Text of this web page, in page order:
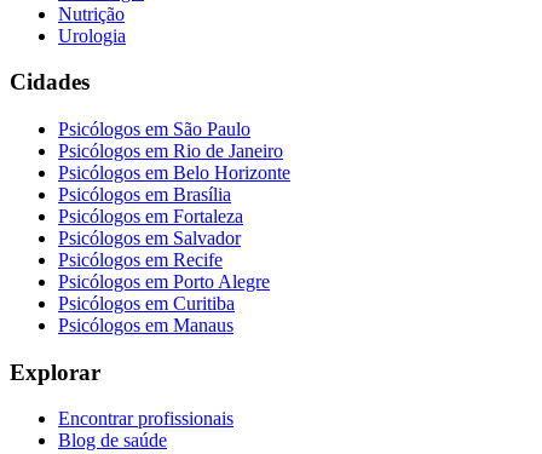
Nutrição
Urologia
Cidades
Psicólogos em São Paulo
Psicólogos em Rio de Janeiro
Psicólogos em Belo Horizonte
Psicólogos em Brasília
Psicólogos em Fortaleza
Psicólogos em Salvador
Psicólogos em Recife
Psicólogos em Porto Alegre
Psicólogos em Curitiba
Psicólogos em Manaus
Explorar
Encontrar profissionais
Blog de saúde